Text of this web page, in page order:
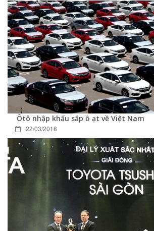
Ôtô nhập khẩu sắp ồ ạt về Việt Nam
22/03/2018